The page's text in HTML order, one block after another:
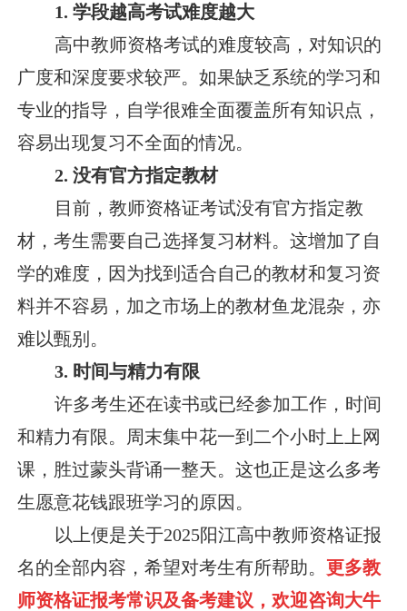
1. 学段越高考试难度越大
高中教师资格考试的难度较高，对知识的
广度和深度要求较严。如果缺乏系统的学习和
专业的指导，自学很难全面覆盖所有知识点，
容易出现复习不全面的情况。
2. 没有官方指定教材
目前，教师资格证考试没有官方指定教
材，考生需要自己选择复习材料。这增加了自
学的难度，因为找到适合自己的教材和复习资
料并不容易，加之市场上的教材鱼龙混杂，亦
难以甄别。
3. 时间与精力有限
许多考生还在读书或已经参加工作，时间
和精力有限。周末集中花一到二个小时上上网
课，胜过蒙头背诵一整天。这也正是这么多考
生愿意花钱跟班学习的原因。
以上便是关于2025阳江高中教师资格证报
名的全部内容，希望对考生有所帮助。 更多教
师资格证报考常识及备考建议，欢迎咨询大牛